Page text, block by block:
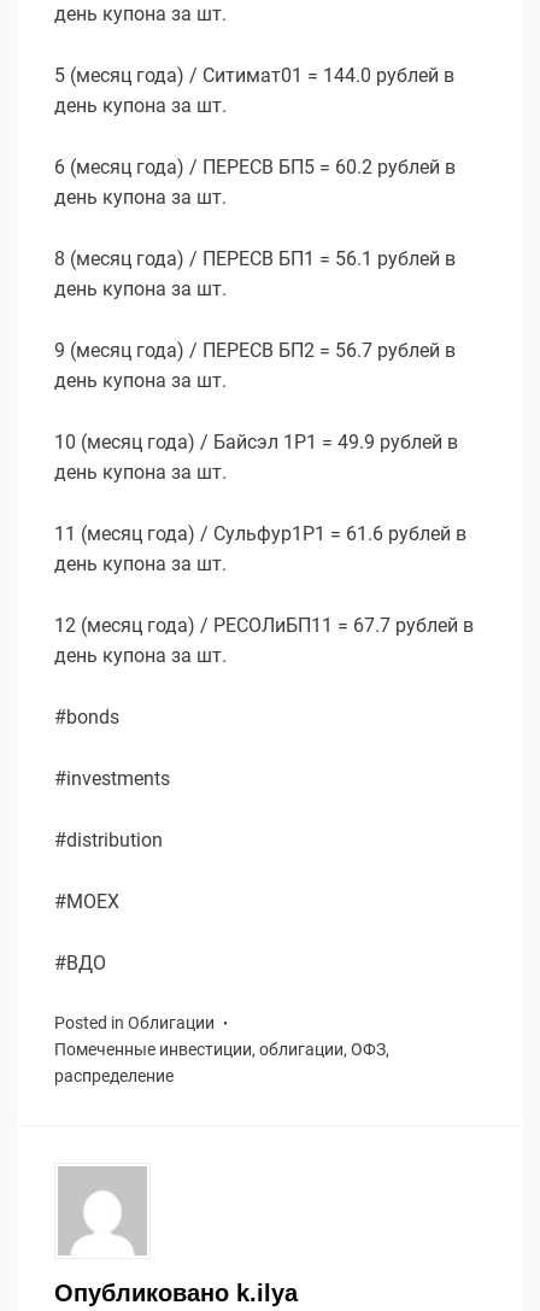
день купона за шт.
5 (месяц года) / Ситимат01 = 144.0 рублей в
день купона за шт.
6 (месяц года) / ПЕРЕСВ БП5 = 60.2 рублей в
день купона за шт.
8 (месяц года) / ПЕРЕСВ БП1 = 56.1 рублей в
день купона за шт.
9 (месяц года) / ПЕРЕСВ БП2 = 56.7 рублей в
день купона за шт.
10 (месяц года) / Байсэл 1Р1 = 49.9 рублей в
день купона за шт.
11 (месяц года) / Сульфур1P1 = 61.6 рублей в
день купона за шт.
12 (месяц года) / РЕСОЛиБП11 = 67.7 рублей в
день купона за шт.
#bonds
#investments
#distribution
#MOEX
#ВДО
Posted in Облигации
Помеченные инвестиции, облигации, ОФЗ,
распределение
Опубликовано k.ilya